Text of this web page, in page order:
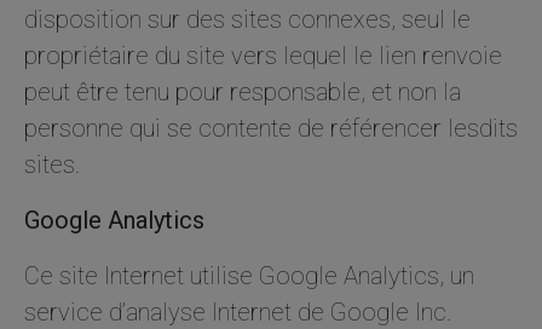
disposition sur des sites connexes, seul le
propriétaire du site vers lequel le lien renvoie
peut être tenu pour responsable, et non la
personne qui se contente de référencer lesdits
sites.
Google Analytics
Ce site Internet utilise Google Analytics, un
service d’analyse Internet de Google Inc.